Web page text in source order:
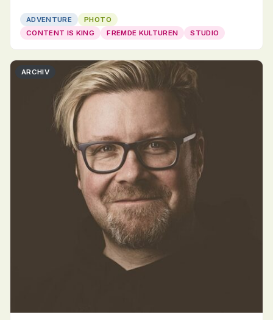
ADVENTURE
PHOTO
CONTENT IS KING
FREMDE KULTUREN STUDIO
ARCHIV